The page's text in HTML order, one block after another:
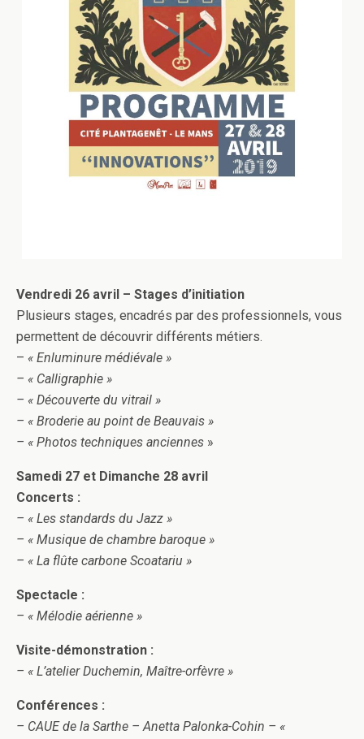
Vendredi 26 avril – Stages d’initiation
Plusieurs stages, encadrés par des professionnels, vous
permettent de découvrir différents métiers.
– « Enluminure médiévale »
– « Calligraphie »
– « Découverte du vitrail »
– « Broderie au point de Beauvais »
– « Photos techniques anciennes »
Samedi 27 et Dimanche 28 avril
Concerts :
– « Les standards du Jazz »
– « Musique de chambre baroque »
– « La flûte carbone Scoatariu »
Spectacle :
– « Mélodie aérienne »
Visite-démonstration :
– « L’atelier Duchemin, Maître-orfèvre »
Conférences :
– CAUE de la Sarthe – Anetta Palonka-Cohin – «